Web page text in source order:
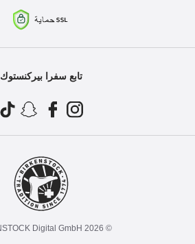
تابع سفرا بيركنستوك
© 2026 BIRKENSTOCK Digital GmbH